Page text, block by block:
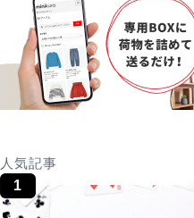
人気記事